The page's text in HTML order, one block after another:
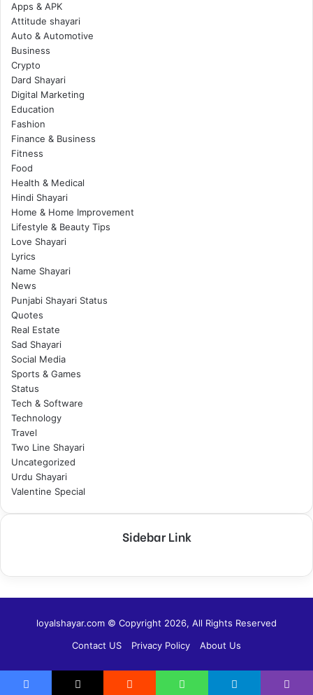
Apps & APK
Attitude shayari
Auto & Automotive
Business
Crypto
Dard Shayari
Digital Marketing
Education
Fashion
Finance & Business
Fitness
Food
Health & Medical
Hindi Shayari
Home & Home Improvement
Lifestyle & Beauty Tips
Love Shayari
Lyrics
Name Shayari
News
Punjabi Shayari Status
Quotes
Real Estate
Sad Shayari
Social Media
Sports & Games
Status
Tech & Software
Technology
Travel
Two Line Shayari
Uncategorized
Urdu Shayari
Valentine Special
Sidebar Link
loyalshayar.com © Copyright 2026, All Rights Reserved
Contact US
Privacy Policy About Us